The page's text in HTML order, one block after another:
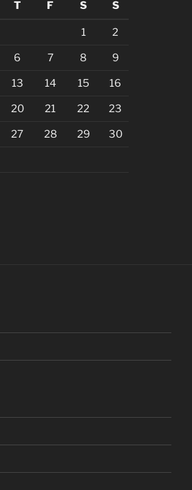
T F S S
1 2
6 7 8 9
13 14 15 16
20 21 22 23
27 28 29 30